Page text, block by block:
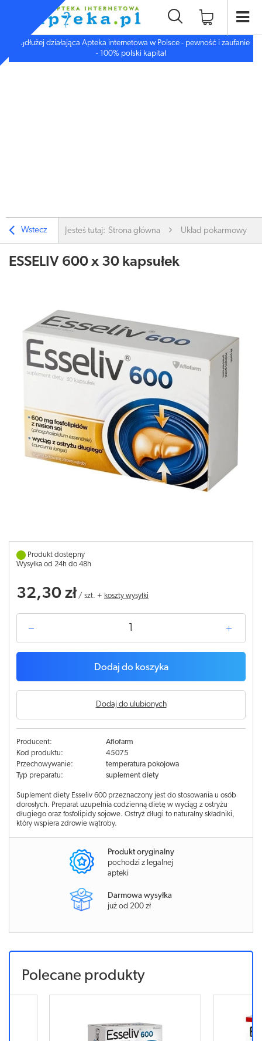
Najdłużej działająca Apteka internetowa w Polsce - pewność i zaufanie
- 100% polski kapitał
Wstecz Jesteś tutaj: Strona główna Układ pokarmowy
ESSELIV 600 x 30 kapsułek
Produkt dostępny
Wysyłka od 24h do 48h
32,30 zł / szt. + koszty wysyłki
Dodaj do koszyka
Dodaj do ulubionych
Producent:
Aflofarm
Kod produktu:
45075
Przechowywanie:
temperatura pokojowa
Typ preparatu:
suplement diety
Suplement diety Esseliv 600 przeznaczony jest do stosowania u osób
dorosłych. Preparat uzupełnia codzienną dietę w wyciąg z ostryżu
długiego oraz fosfolipidy sojowe. Ostryż długi to naturalny składniki,
który wspiera zdrowie wątroby.
Produkt oryginalny
pochodzi z legalnej
apteki
Darmowa wysyłka
już od 200 zł
Polecane produkty